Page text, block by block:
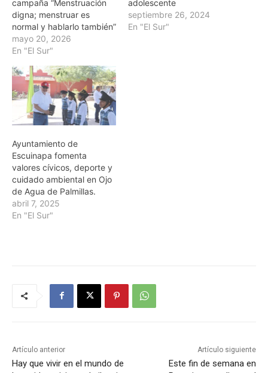
campaña “Menstruación
digna; menstruar es
normal y hablarlo también”
mayo 20, 2026
En "El Sur"
adolescente
septiembre 26, 2024
En "El Sur"
Ayuntamiento de
Escuinapa fomenta
valores cívicos, deporte y
cuidado ambiental en Ojo
de Agua de Palmillas.
abril 7, 2025
En "El Sur"
Artículo anterior
Hay que vivir en el mundo de
Artículo siguiente
Este fin de semana en